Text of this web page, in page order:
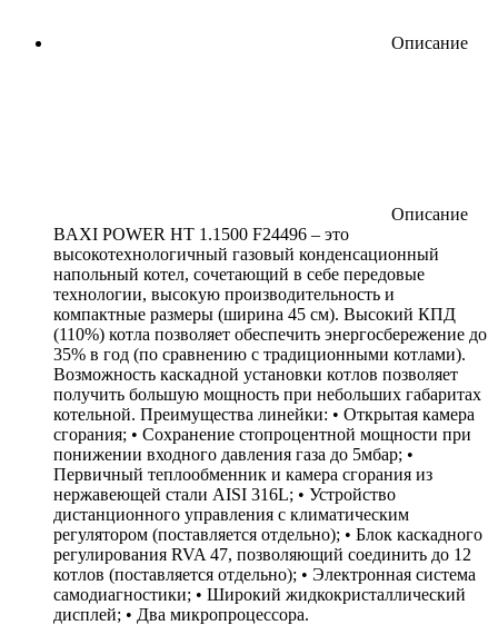
Описание
Описание
BAXI POWER HT 1.1500 F24496 – это
высокотехнологичный газовый конденсационный
напольный котел, сочетающий в себе передовые
технологии, высокую производительность и
компактные размеры (ширина 45 см). Высокий КПД
(110%) котла позволяет обеспечить энергосбережение до
35% в год (по сравнению с традиционными котлами).
Возможность каскадной установки котлов позволяет
получить большую мощность при небольших габаритах
котельной. Преимущества линейки: • Открытая камера
сгорания; • Сохранение стопроцентной мощности при
понижении входного давления газа до 5мбар; •
Первичный теплообменник и камера сгорания из
нержавеющей стали AISI 316L; • Устройство
дистанционного управления с климатическим
регулятором (поставляется отдельно); • Блок каскадного
регулирования RVA 47, позволяющий соединить до 12
котлов (поставляется отдельно); • Электронная система
самодиагностики; • Широкий жидкокристаллический
дисплей; • Два микропроцессора.